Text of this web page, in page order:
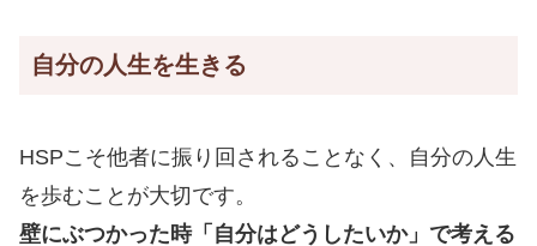
自分の人生を生きる
HSPこそ他者に振り回されることなく、自分の人生
を歩むことが大切です。
壁にぶつかった時「自分はどうしたいか」で考える